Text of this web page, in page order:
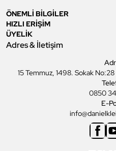
ÖNEMLİ BİLGİLER
HIZLI ERİŞİM
ÜYELİK
Adres & İletişim
15 Temmuz, 1498. Sokak
0850
E-